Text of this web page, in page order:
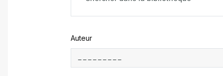
Auteur